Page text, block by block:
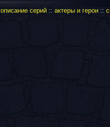
описание серий:: актеры и герои::